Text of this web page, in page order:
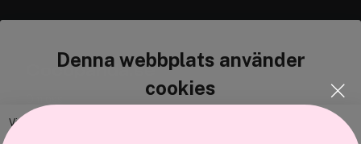
Denna webbplats använder
cookies
Vi använder enhetsidentifierare för att anpassa innehållet och
Cocopanda.se